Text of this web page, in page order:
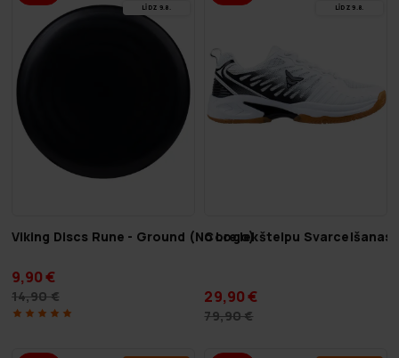
LĪDZ 9.8.
Viking Discs Rune - Ground (No Logo)
9,90 €
14,90 €
LĪDZ 9.8.
Core Iekštelpu Svarcelšanas
29,90 €
79,90 €